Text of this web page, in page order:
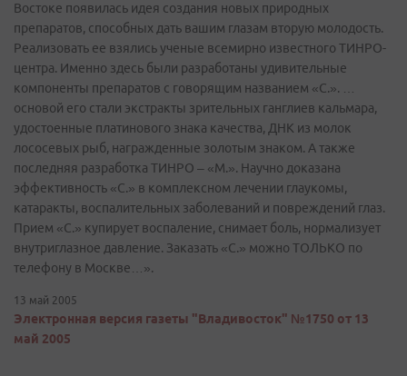
Востоке появилась идея создания новых природных
препаратов, способных дать вашим глазам вторую молодость.
Реализовать ее взялись ученые всемирно известного ТИНРО-
центра. Именно здесь были разработаны удивительные
компоненты препаратов с говорящим названием «С.». …
основой его стали экстракты зрительных ганглиев кальмара,
удостоенные платинового знака качества, ДНК из молок
лососевых рыб, награжденные золотым знаком. А также
последняя разработка ТИНРО – «М.». Научно доказана
эффективность «С.» в комплексном лечении глаукомы,
катаракты, воспалительных заболеваний и повреждений глаз.
Прием «С.» купирует воспаление, снимает боль, нормализует
внутриглазное давление. Заказать «С.» можно ТОЛЬКО по
телефону в Москве…».
13 май 2005
Электронная версия газеты "Владивосток" №1750 от 13
май 2005